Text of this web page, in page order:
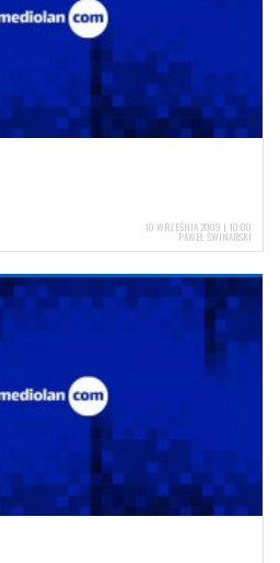
10 WRZEŚNIA 2009 | 10:00
PAWEŁ ŚWINARSKI